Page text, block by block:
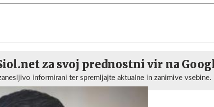
za svoj prednostni vir na
informirani ter spremljajte aktualne in zanimive vsebine.